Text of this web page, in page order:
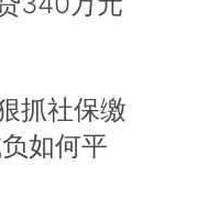
抓社保缴
如何平